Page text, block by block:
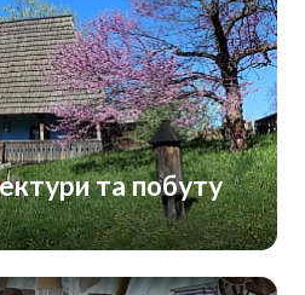
та побуту